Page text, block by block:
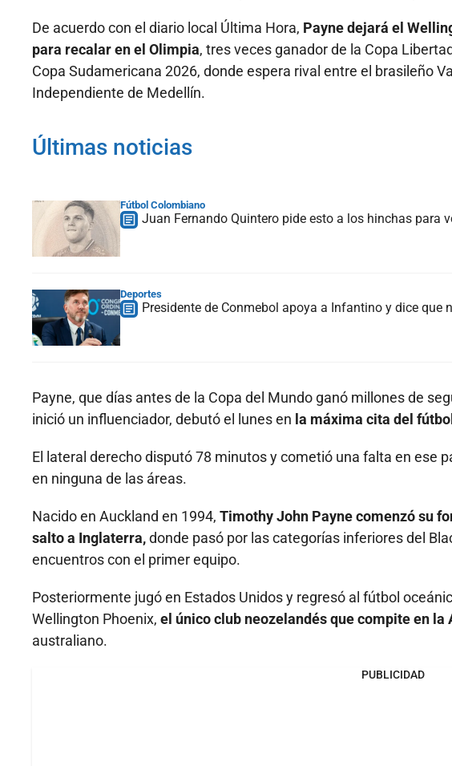
De acuerdo con el diario local Última Hora, Payne dejará el
para recalar en el Olimpia, tres veces ganador de la Copa
Copa Sudamericana 2026, donde espera rival entre el brasileño
Independiente de Medellín.
Últimas noticias
Fútbol Colombiano
Juan Fernando Quintero pide esto a los hinchas para
Deportes
Presidente de Conmebol apoya a Infantino y dice que
Payne, que días antes de la Copa del Mundo ganó millones de
inició un influenciador, debutó el lunes en la máxima cita del
El lateral derecho disputó 78 minutos y cometió una falta en ese
en ninguna de las áreas.
Nacido en Auckland en 1994, Timothy John Payne comenzó su
salto a Inglaterra,donde pasó por las categorías inferiores del
encuentros con el primer equipo.
Posteriormente jugó en Estados Unidos y regresó al fútbol
Wellington Phoenix, el único club neozelandés que compite en la
australiano.
PUBLICIDAD